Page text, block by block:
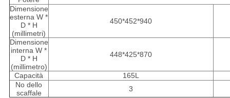
Dimensione
esterna W *
D * H
(millimetri)
450*452*940
Dimensione
interna W *
D * H
(millimetro)
448*425*870
Capacità
165L
No dello
scaffale
3